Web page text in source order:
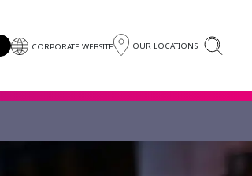
CORPORATE WEBSITE OUR LOCATIONS